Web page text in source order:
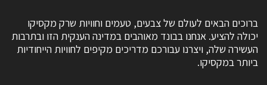
ברוכים הבאים לעולם של צבעים, טעמים וחוויות שרק מקסיקו
יכולה להציע. אנחנו בבונד מאוהבים במדינה הענקית הזו ובתרבות
העשירה שלה, ויצרנו עבורכם מדריכים מקיפים לחוויות הייחודיות
ביותר במקסיקו.